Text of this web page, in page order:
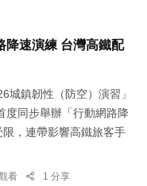
降速演練 台灣高鐵配
城鎮韌性（防空）演習」
度同步舉辦「行動網路降
，連帶影響高鐵旅客手
看 1 分享